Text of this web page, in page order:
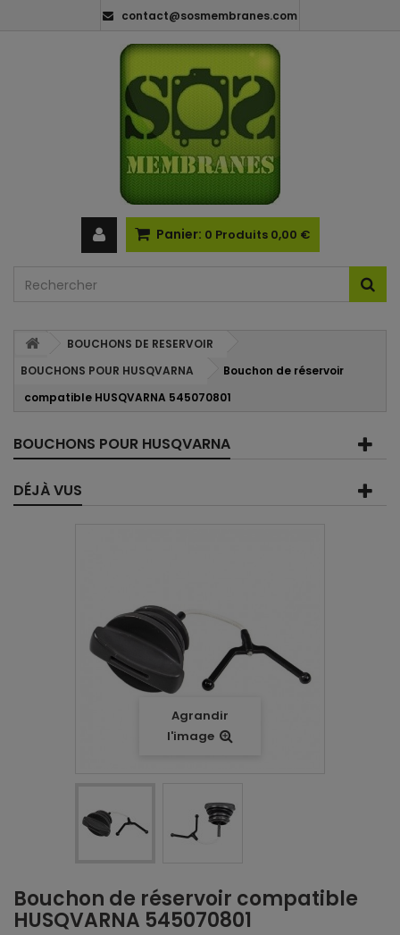
contact@sosmembranes.com
Panier: 0 Produits 0,00 €
BOUCHONS DE RESERVOIR
BOUCHONS POUR HUSQVARNA
Bouchon de réservoir
compatible HUSQVARNA 545070801
BOUCHONS POUR HUSQVARNA
DÉJÀ VUS
Agrandir
l'image
Bouchon de réservoir compatible
HUSQVARNA 545070801